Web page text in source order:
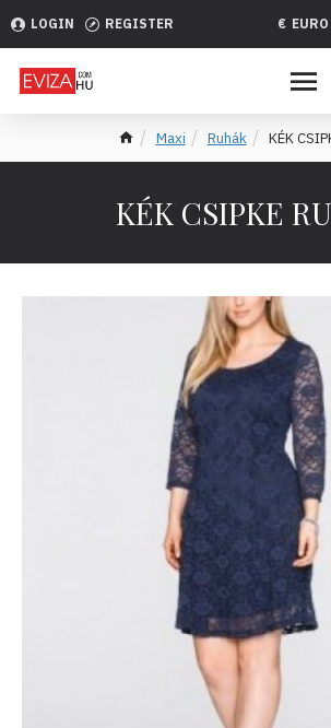
LOGIN REGISTER € EURO
Maxi Ruhák KÉK
KÉK CSIPKE